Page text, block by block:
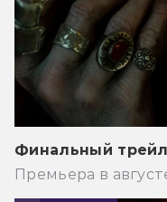
Финальный
Премьера в